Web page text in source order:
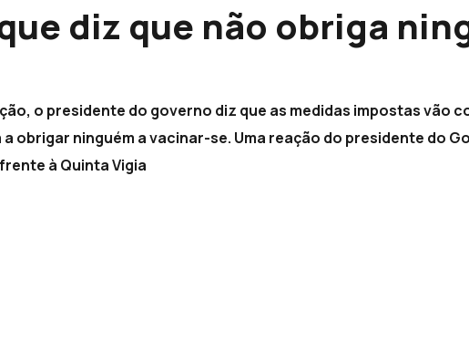
diz que não obriga
o presidente do governo diz que as medidas impostas vão
obrigar ninguém a vacinar-se. Uma reação do presidente do
à Quinta Vigia